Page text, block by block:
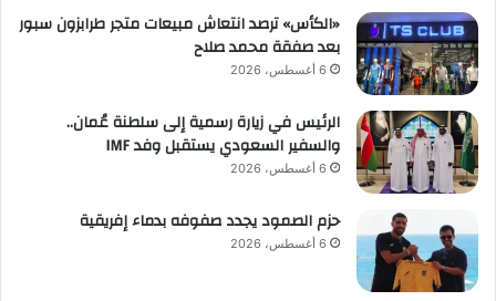
«الكأس» ترصد انتعاش مبيعات متجر طرابزون سبور
بعد صفقة محمد صلاح
6 أغسطس، 2026
الرئيس في زيارة رسمية إلى سلطنة عُمان..
والسفير السعودي يستقبل وفد IMF
6 أغسطس، 2026
حزم الصمود يجدد صفوفه بدماء إفريقية
6 أغسطس، 2026